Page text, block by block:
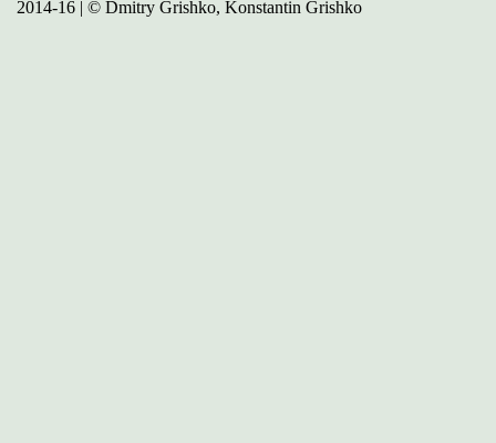
2014-16 | © Dmitry Grishko, Konstantin Grishko